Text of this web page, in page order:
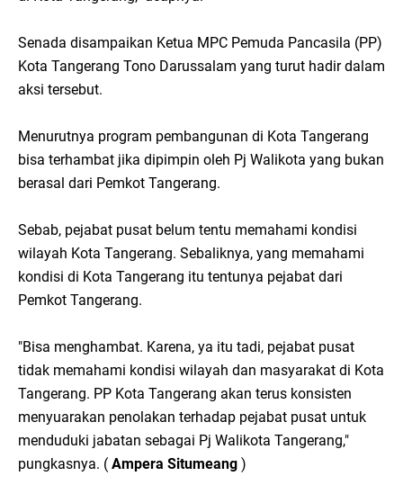
Senada disampaikan Ketua MPC Pemuda Pancasila (PP)
Kota Tangerang Tono Darussalam yang turut hadir dalam
aksi tersebut.
Menurutnya program pembangunan di Kota Tangerang
bisa terhambat jika dipimpin oleh Pj Walikota yang bukan
berasal dari Pemkot Tangerang.
Sebab, pejabat pusat belum tentu memahami kondisi
wilayah Kota Tangerang. Sebaliknya, yang memahami
kondisi di Kota Tangerang itu tentunya pejabat dari
Pemkot Tangerang.
"Bisa menghambat. Karena, ya itu tadi, pejabat pusat
tidak memahami kondisi wilayah dan masyarakat di Kota
Tangerang. PP Kota Tangerang akan terus konsisten
menyuarakan penolakan terhadap pejabat pusat untuk
menduduki jabatan sebagai Pj Walikota Tangerang,"
pungkasnya. ( Ampera Situmeang )